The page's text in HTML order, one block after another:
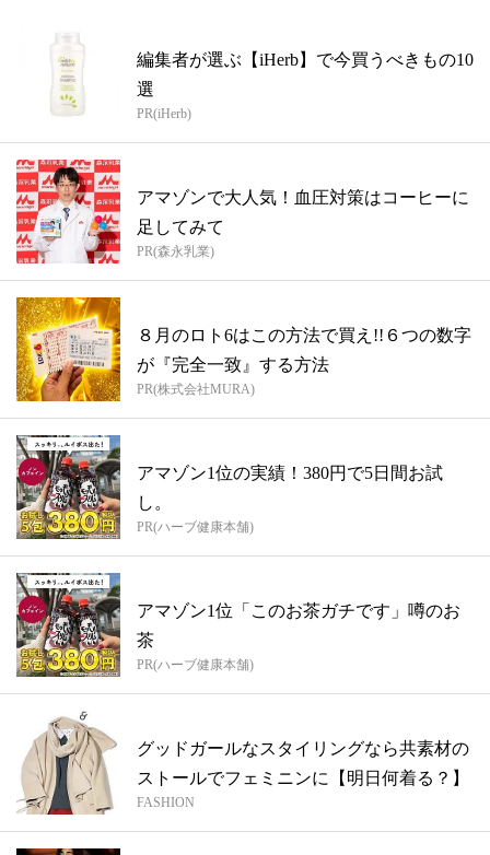
編集者が選ぶ【iHerb】で今買うべきもの10
選
PR(iHerb)
アマゾンで大人気！血圧対策はコーヒーに
足してみて
PR(森永乳業)
８月のロト6はこの方法で買え!!６つの数字
が『完全一致』する方法
PR(株式会社MURA)
アマゾン1位の実績！380円で5日間お試
し。
PR(ハーブ健康本舗)
アマゾン1位「このお茶ガチです」噂のお
茶
PR(ハーブ健康本舗)
グッドガールなスタイリングなら共素材の
ストールでフェミニンに【明日何着る？】
FASHION